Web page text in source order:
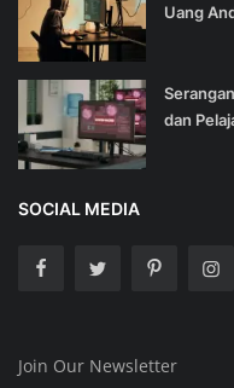
Uang
dan
SOCIAL MEDIA
Join Our Newsletter